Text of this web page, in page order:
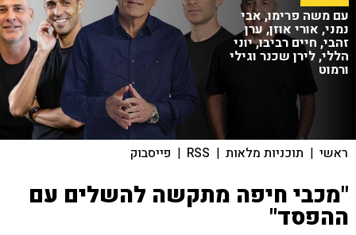
עם משה פרימו, אבי
נמני, אורי אוזן, ערן
זהבי, חיים רביבו, יוני
הללי, לירן שכנר וגילי
ורמוט
ראשי | תוכניות מלאות |
RSS
| פייסבוק
"מכבי חיפה מתקשה להשלים עם
ההפסד"